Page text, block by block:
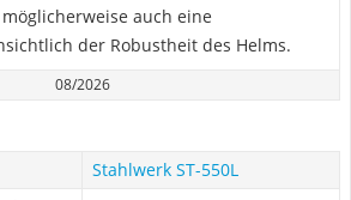
auch eine
der Robustheit des Helms.
08/2026
Stahlwerk ST-550L